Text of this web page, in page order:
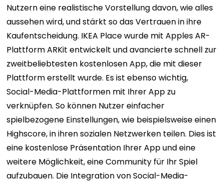
Nutzern eine realistische Vorstellung davon, wie alles
aussehen wird, und stärkt so das Vertrauen in ihre
Kaufentscheidung. IKEA Place wurde mit Apples AR-
Plattform ARKit entwickelt und avancierte schnell zur
zweitbeliebtesten kostenlosen App, die mit dieser
Plattform erstellt wurde. Es ist ebenso wichtig,
Social-Media-Plattformen mit Ihrer App zu
verknüpfen. So können Nutzer einfacher
spielbezogene Einstellungen, wie beispielsweise einen
Highscore, in ihren sozialen Netzwerken teilen. Dies ist
eine kostenlose Präsentation Ihrer App und eine
weitere Möglichkeit, eine Community für Ihr Spiel
aufzubauen. Die Integration von Social-Media-